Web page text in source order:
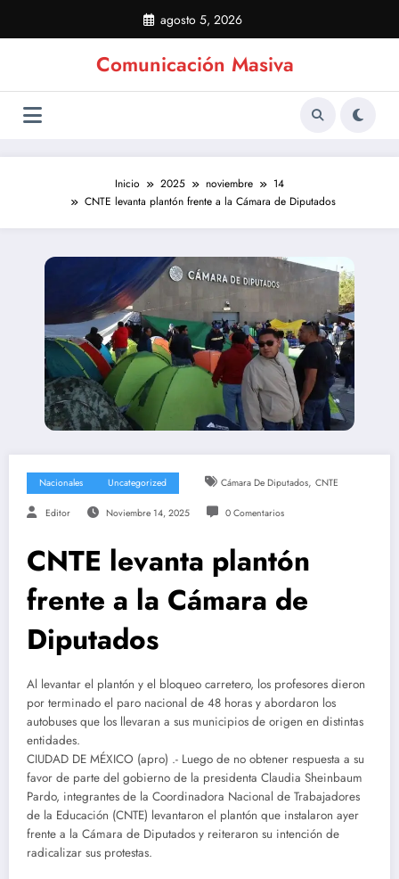
contenido
agosto 5, 2026
Comunicación Masiva
Inicio 2025 noviembre
14
CNTE levanta plantón frente a la Cámara de Diputados
Nacionales Uncategorized Cámara De Diputados, CNTE
Editor Noviembre 14, 2025 0 Comentarios
CNTE levanta plantón
frente a la Cámara de
Diputados
Al levantar el plantón y el bloqueo carretero, los profesores dieron
por terminado el paro nacional de 48 horas y abordaron los
autobuses que los llevaran a sus municipios de origen en distintas
entidades.
CIUDAD DE MÉXICO (apro) .- Luego de no obtener respuesta a su
favor de parte del gobierno de la presidenta Claudia Sheinbaum
Pardo, integrantes de la Coordinadora Nacional de Trabajadores
de la Educación (CNTE) levantaron el plantón que instalaron ayer
frente a la Cámara de Diputados y reiteraron su intención de
radicalizar sus protestas.